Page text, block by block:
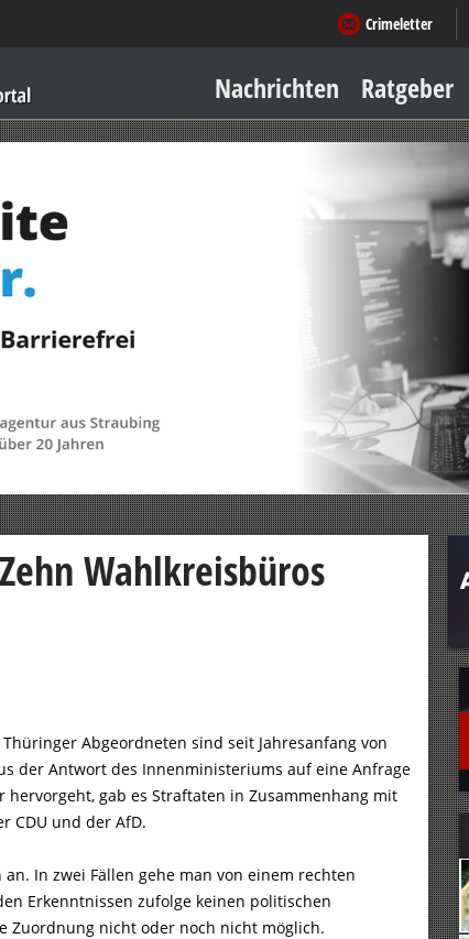
Crimeletter
Nachrichten Ratgeber
Sicher zu Hause
Geld & Einkauf
Amore & mehr
Mobiles Leben
Arbeitsleben
Wahlkreisbüros
Abgeordneten sind seit Jahresanfang von
der Antwort des Innenministeriums auf eine Anfrage
hervorgeht, gab es Straftaten in Zusammenhang mit
CDU und der AfD.
In zwei Fällen gehe man von einem rechten
Erkenntnissen zufolge keinen politischen
Zuordnung nicht oder noch nicht möglich.